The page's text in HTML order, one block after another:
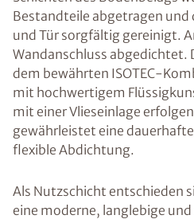
Bestandteile abgetragen und
und Tür sorgfältig gereinigt.
Wandanschluss abgedichtet.
dem bewährten ISOTEC-
mit hochwertigem
mit einer Vlieseinlage
gewährleistet eine
flexible Abdichtung.
Als Nutzschicht entschieden
eine moderne, langlebige